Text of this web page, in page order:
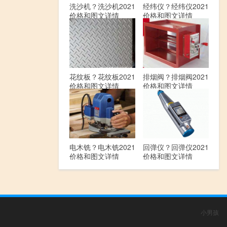
洗沙机？洗沙机2021
价格和图文详情
经纬仪？经纬仪2021
价格和图文详情
花纹板？花纹板2021
价格和图文详情
排烟阀？排烟阀2021
价格和图文详情
电木铣？电木铣2021
价格和图文详情
回弹仪？回弹仪2021
价格和图文详情
小男孩